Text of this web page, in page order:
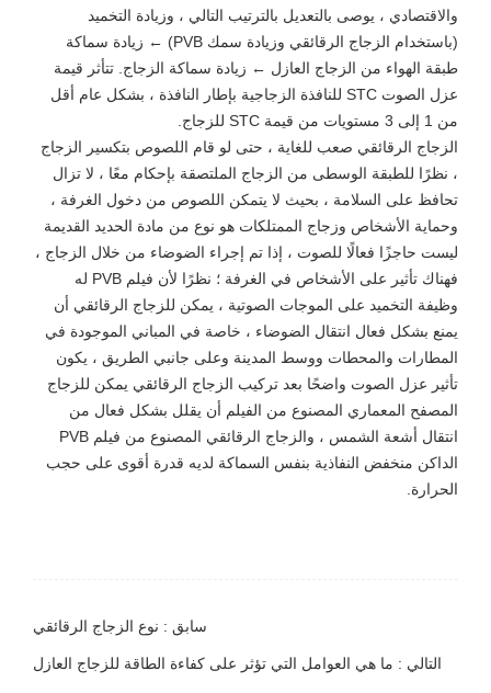
والاقتصادي ، يوصى بالتعديل بالترتيب التالي ، وزيادة التخميد
(باستخدام الزجاج الرقائقي وزيادة سمك PVB) ← زيادة سماكة
طبقة الهواء من الزجاج العازل ← زيادة سماكة الزجاج. تتأثر قيمة
عزل الصوت STC للنافذة الزجاجية بإطار النافذة ، بشكل عام أقل
من 1 إلى 3 مستويات من قيمة STC للزجاج.
الزجاج الرقائقي صعب للغاية ، حتى لو قام اللصوص بتكسير الزجاج
، نظرًا للطبقة الوسطى من الزجاج الملتصقة بإحكام معًا ، لا تزال
تحافظ على السلامة ، بحيث لا يتمكن اللصوص من دخول الغرفة ،
وحماية الأشخاص وزجاج الممتلكات هو نوع من مادة الحديد القديمة
ليست حاجزًا فعالًا للصوت ، إذا تم إجراء الضوضاء من خلال الزجاج ،
فهناك تأثير على الأشخاص في الغرفة ؛ نظرًا لأن فيلم PVB له
وظيفة التخميد على الموجات الصوتية ، يمكن للزجاج الرقائقي أن
يمنع بشكل فعال انتقال الضوضاء ، خاصة في المباني الموجودة في
المطارات والمحطات ووسط المدينة وعلى جانبي الطريق ، يكون
تأثير عزل الصوت واضحًا بعد تركيب الزجاج الرقائقي يمكن للزجاج
المصفح المعماري المصنوع من الفيلم أن يقلل بشكل فعال من
انتقال أشعة الشمس ، والزجاج الرقائقي المصنوع من فيلم PVB
الداكن منخفض النفاذية بنفس السماكة لديه قدرة أقوى على حجب
الحرارة.
سابق : نوع الزجاج الرقائقي
التالي : ما هي العوامل التي تؤثر على كفاءة الطاقة للزجاج العازل